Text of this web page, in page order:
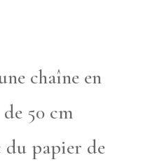
chaîne en
50 cm
du papier de